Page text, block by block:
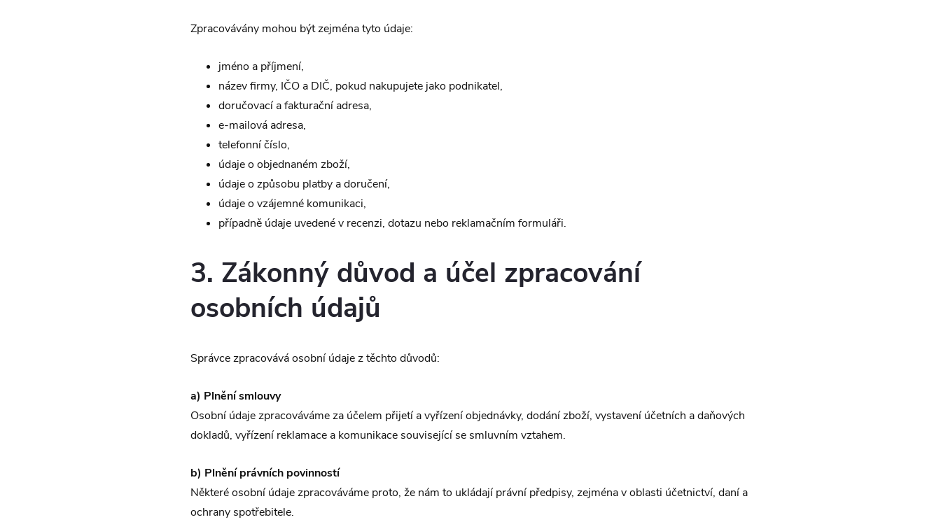
Zpracovávány mohou být zejména tyto údaje:
jméno a příjmení,
název firmy, IČO a DIČ, pokud nakupujete jako podnikatel,
doručovací a fakturační adresa,
e-mailová adresa,
telefonní číslo,
údaje o objednaném zboží,
údaje o způsobu platby a doručení,
údaje o vzájemné komunikaci,
případně údaje uvedené v recenzi, dotazu nebo reklamačním formuláři.
3. Zákonný důvod a účel zpracování
osobních údajů
Správce zpracovává osobní údaje z těchto důvodů:
a) Plnění smlouvy
Osobní údaje zpracováváme za účelem přijetí a vyřízení objednávky, dodání zboží, vystavení účetních a daňových
dokladů, vyřízení reklamace a komunikace související se smluvním vztahem.
b) Plnění právních povinností
Některé osobní údaje zpracováváme proto, že nám to ukládají právní předpisy, zejména v oblasti účetnictví, daní a
ochrany spotřebitele.